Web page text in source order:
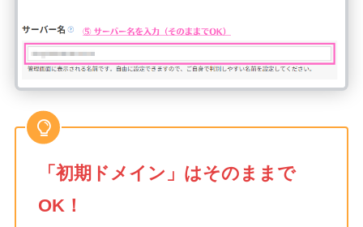
「初期ドメイン」はそのままで
OK！